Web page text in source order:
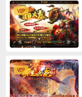
VIP
VIP